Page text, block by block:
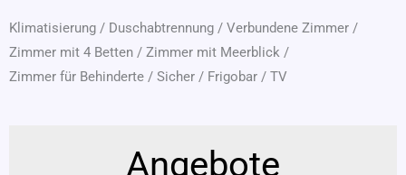
Klimatisierung / Duschabtrennung / Verbundene Zimmer /
Zimmer mit 4 Betten / Zimmer mit Meerblick /
Zimmer für Behinderte / Sicher / Frigobar / TV
Angebote